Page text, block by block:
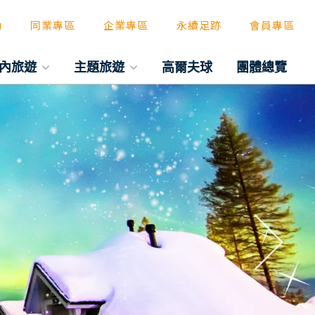
同業專區 企業專區 永續足跡 會員專區
旅遊 主題旅遊 高爾夫球 團體總覽
往後